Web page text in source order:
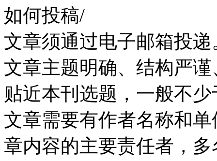
如何投稿/
文章须通过电子邮箱投递
文章主题明确、结构严
贴近本刊选题，一般不少
文章需要有作者名称和
章内容的主要责任者，